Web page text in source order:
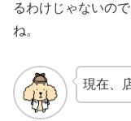
るわけじゃないの
ね。
現在、